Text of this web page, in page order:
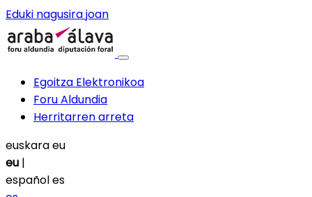
Eduki nagusira joan
Egoitza Elektronikoa
Foru Aldundia
Herritarren arreta
euskaraeu
eu |
españoles